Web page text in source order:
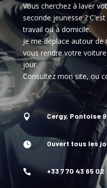
Vous cherchez à laver
seconde jeunesse ?
travail ou à domicile.
Je me déplace autour
vous rendre votre
jour.
Consultez mon site, ou
 Cergy, Pontoise
 Ouvert tous les
 +33 7 70 43 65 02